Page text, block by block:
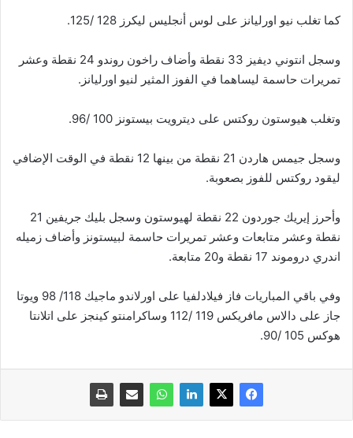
كما تغلب نيو اورليانز على لوس أنجليس ليكرز 128 /125.
وسجل انتوني ديفيز 33 نقطة وأضاف راخون روندو 24 نقطة وعشر
تمريرات حاسمة ليساهما في الفوز المثير لنيو اورليانز.
وتغلب هيوستون روكتس على ديترويت بيستونز 100 /96.
وسجل جيمس هاردن 21 نقطة من بينها 12 نقطة في الوقت الإضافي
ليقود روكتس للفوز بصعوبة.
وأحرز إيريك جوردون 22 نقطة لهيوستون وسجل بليك جريفين 21
نقطة وعشر متابعات وعشر تمريرات حاسمة لبيستونز وأضاف زميله
اندري دروموند 17 نقطة و20 متابعة.
وفي باقي المباريات فاز فيلادلفيا على اورلاندو ماجيك 118/ 98 ويوتا
جاز على دالاس مافريكس 119 /112 وساكرامنتو كينجز على اتلانتا
هوكس 105 /90.